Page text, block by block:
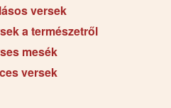
versek
a természetről
mesék
versek